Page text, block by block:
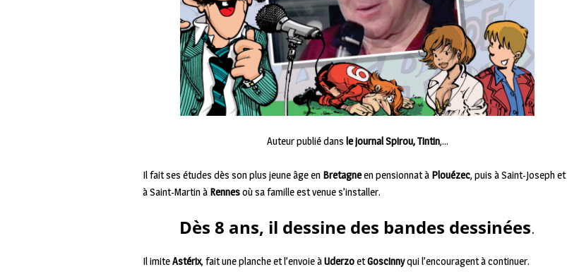
Auteur publié dans le journal Spirou, Tintin,…
Il fait ses études dès son plus jeune âge en Bretagneen pensionnat à Plouézec, puis à Saint-Joseph et
à Saint-Martin à Rennesoù sa famille est venue s’installer.
Dès 8 ans, il dessine des bandes dessinées.
Il imiteAstérix, fait une planche et l’envoie àUderzoetGoscinnyqui l’encouragent à continuer.